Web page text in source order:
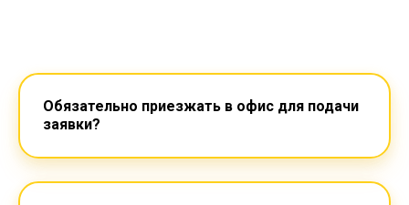
Обязательно приезжать в офис для подачи
заявки?